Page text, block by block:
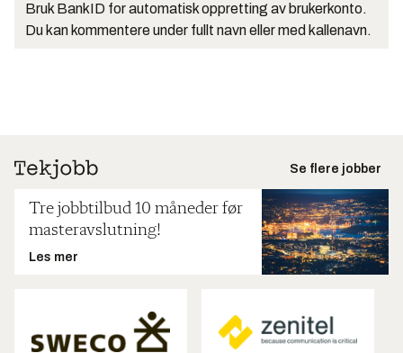
Bruk BankID for automatisk oppretting av brukerkonto.
Du kan kommentere under fullt navn eller med kallenavn.
Se flere jobber
Tre jobbtilbud 10 måneder før
masteravslutning!
Les mer